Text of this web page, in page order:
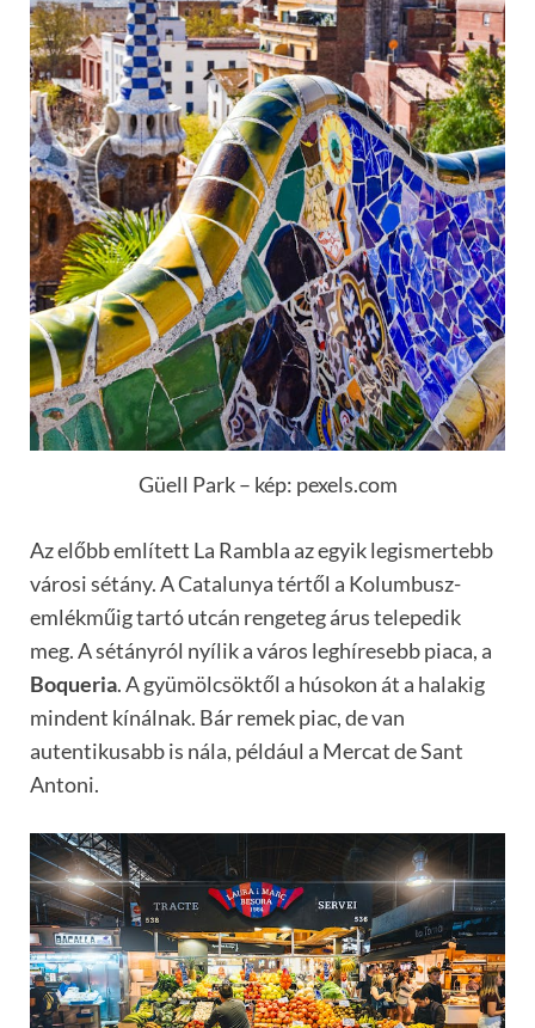
Güell Park – kép: pexels.com
Az előbb említett La Rambla az egyik legismertebb
városi sétány. A Catalunya tértől a Kolumbusz-
emlékműig tartó utcán rengeteg árus telepedik
meg. A sétányról nyílik a város leghíresebb piaca, a
Boqueria. A gyümölcsöktől a húsokon át a halakig
mindent kínálnak. Bár remek piac, de van
autentikusabb is nála, például a Mercat de Sant
Antoni.